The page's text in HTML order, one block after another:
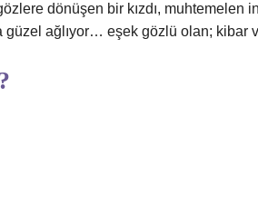
dönüşen bir kızdı, muhtemelen
ağlıyor… eşek gözlü olan; kibar